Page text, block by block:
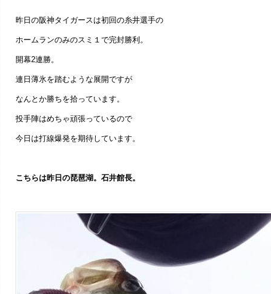
昨日の阪神タイガースは初回の糸井選手の
ホームランのみのスミ１で完封勝利。
開幕2連勝。
連日薄氷を踏むような展開ですが
なんとか勝ちを拾っています。
投手陣はめちゃ頑張っているので
今日は打線爆発を期待しています。
こちらは昨日の琵琶湖。石井館長。